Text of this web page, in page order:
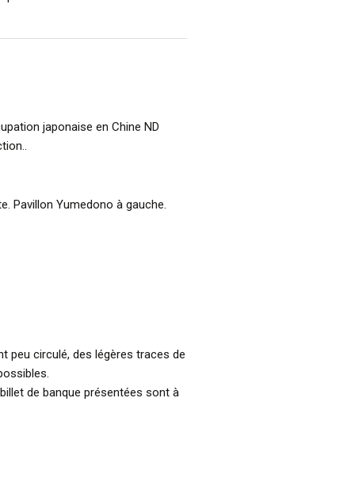
japonaise en Chine ND
Pavillon Yumedono à gauche.
peu circulé, des légères traces de
de banque présentées sont à